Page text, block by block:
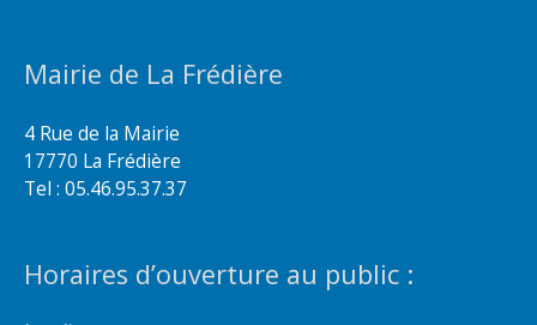
Mairie de La Frédière
4 Rue de la Mairie
17770 La Frédière
Tel : 05.46.95.37.37
Horaires d’ouverture au public :